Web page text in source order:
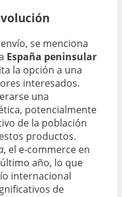
se menciona
España peninsular
la opción a una
interesados.
una
potencialmente
de la población
productos.
, el e-commerce en
año, lo que
internacional
de